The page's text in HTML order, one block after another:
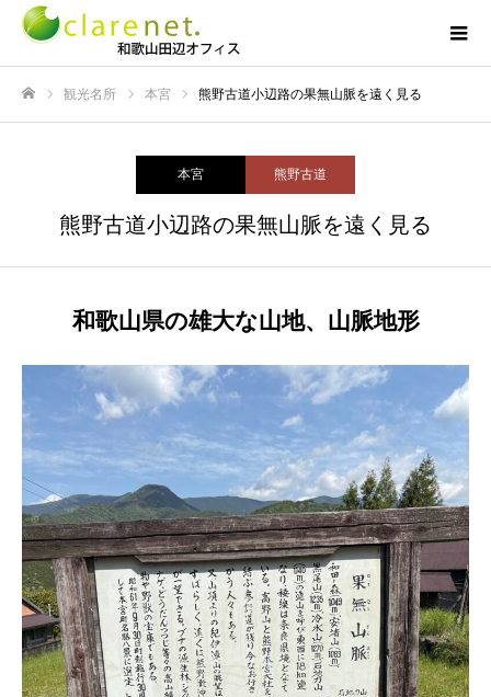
観光名所 本宮 熊野古道小辺路の果無山脈を遠く見る
本宮 熊野古道
熊野古道小辺路の果無山脈を遠く見る
和歌山県の雄大な山地、山脈地形